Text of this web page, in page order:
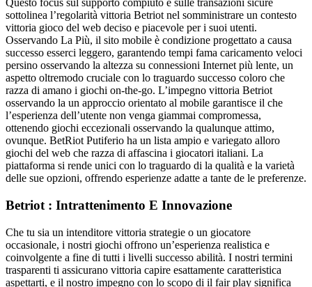
Questo focus sul supporto compiuto e sulle transazioni sicure
sottolinea l’regolarità vittoria Betriot nel somministrare un contesto
vittoria gioco del web deciso e piacevole per i suoi utenti.
Osservando La Più, il sito mobile è condizione progettato a causa
successo esserci leggero, garantendo tempi fama caricamento veloci
persino osservando la altezza su connessioni Internet più lente, un
aspetto oltremodo cruciale con lo traguardo successo coloro che
razza di amano i giochi on-the-go. L’impegno vittoria Betriot
osservando la un approccio orientato al mobile garantisce il che
l’esperienza dell’utente non venga giammai compromessa,
ottenendo giochi eccezionali osservando la qualunque attimo,
ovunque. BetRiot Putiferio ha un lista ampio e variegato alloro
giochi del web che razza di affascina i giocatori italiani. La
piattaforma si rende unici con lo traguardo di la qualità e la varietà
delle sue opzioni, offrendo esperienze adatte a tante de le preferenze.
Betriot : Intrattenimento E Innovazione
Che tu sia un intenditore vittoria strategie o un giocatore
occasionale, i nostri giochi offrono un’esperienza realistica e
coinvolgente a fine di tutti i livelli successo abilità. I nostri termini
trasparenti ti assicurano vittoria capire esattamente caratteristica
aspettarti, e il nostro impegno con lo scopo di il fair play significa